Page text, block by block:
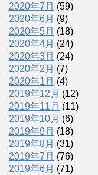
2020年7月 (59)
2020年6月 (9)
2020年5月 (18)
2020年4月 (24)
2020年3月 (24)
2020年2月 (7)
2020年1月 (4)
2019年12月 (12)
2019年11月 (11)
2019年10月 (6)
2019年9月 (18)
2019年8月 (31)
2019年7月 (76)
2019年6月 (71)